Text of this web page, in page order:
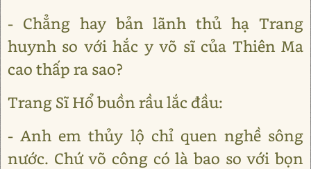
- Chẳng hay bản lãnh thủ hạ Trang
huynh so với hắc y võ sĩ của Thiên Ma
cao thấp ra sao?
Trang Sĩ Hổ buồn rầu lắc đầu:
- Anh em thủy lộ chỉ quen nghề sông
nước. Chứ võ công có là bao so với bọn